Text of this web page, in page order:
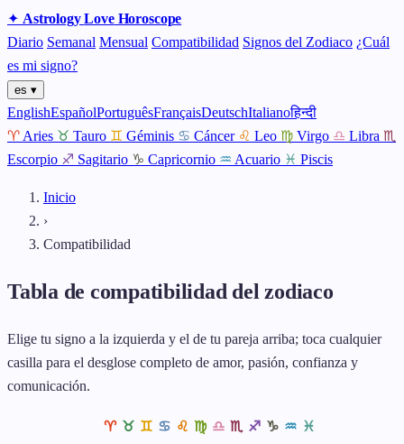
✦ AstrologyLoveHoroscope
Diario Semanal Mensual Compatibilidad Signos del Zodiaco ¿Cuál
es mi signo?
es ▾
EnglishEspañolPortuguêsFrançaisDeutschItalianoहिन्दी
♈ Aries ♉ Tauro ♊ Géminis ♋ Cáncer ♌ Leo ♍ Virgo ♎ Libra ♏
Escorpio ♐ Sagitario ♑ Capricornio ♒ Acuario ♓ Piscis
Inicio
›
Compatibilidad
Tabla de compatibilidad del zodiaco
Elige tu signo a la izquierda y el de tu pareja arriba; toca cualquier
casilla para el desglose completo de amor, pasión, confianza y
comunicación.
♈ ♉ ♊ ♋ ♌ ♍ ♎ ♏ ♐ ♑ ♒ ♓